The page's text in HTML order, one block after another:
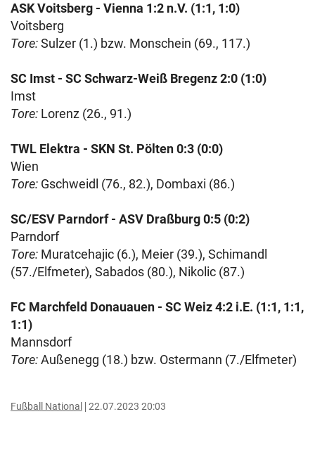
ASK Voitsberg - Vienna 1:2 n.V. (1:1, 1:0)
Voitsberg
Tore:Sulzer (1.) bzw. Monschein (69., 117.)
SC Imst - SC Schwarz-Weiß Bregenz 2:0 (1:0)
Imst
Tore: Lorenz (26., 91.)
TWL Elektra - SKN St. Pölten 0:3 (0:0)
Wien
Tore: Gschweidl (76., 82.), Dombaxi (86.)
SC/ESV Parndorf - ASV Draßburg 0:5 (0:2)
Parndorf
Tore: Muratcehajic (6.), Meier (39.), Schimandl
(57./Elfmeter), Sabados (80.), Nikolic (87.)
FC Marchfeld Donauauen - SC Weiz 4:2 i.E. (1:1, 1:1,
1:1)
Mannsdorf
Tore:Außenegg (18.) bzw. Ostermann (7./Elfmeter)
Fußball National 22.07.2023 20:03